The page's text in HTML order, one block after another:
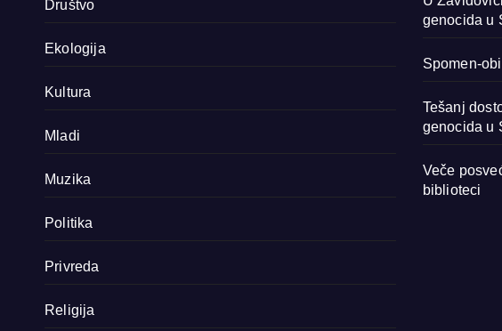
Društvo
Ekologija
Kultura
Mladi
Muzika
Politika
Privreda
Religija
genocida u
Spomen-
Tešanj
genocida u
Veče
biblioteci